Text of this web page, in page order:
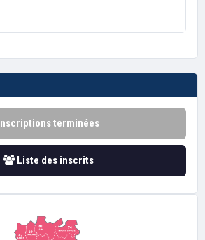
Inscriptions terminées
Liste des inscrits